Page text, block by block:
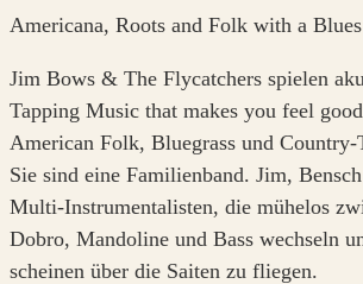
Americana, Roots and Folk with a
Jim Bows & The Flycatchers spielen
Tapping Music that makes you feel
American Folk, Bluegrass und Country-
Sie sind eine Familienband. Jim,
Multi-Instrumentalisten, die mühelos
Dobro, Mandoline und Bass wechseln
scheinen über die Saiten zu fliegen.